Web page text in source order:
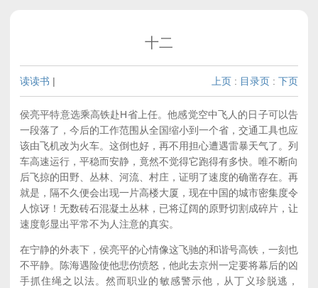
十二
读读书 | 上页 : 目录页 : 下页
侯亮平特意选乘高铁赴H省上任。他感觉空中飞人的日子可以告
一段落了，今后的工作范围从全国缩小到一个省，交通工具也应
该由飞机改为火车。这倒也好，再不用担心遭遇雷暴天气了。列
车高速运行，平稳而安静，竟然不觉得它跑得有多快。唯不断向
后飞掠的田野、丛林、河流、村庄，证明了速度的确凿存在。再
就是，隔不久便会出现一片高楼大厦，现在中国的城市密集度令
人惊讶！无数砖石混凝土丛林，已将辽阔的原野切割成碎片，让
速度彰显出平常不为人注意的真实。
在宁静的外表下，侯亮平的心情像这飞驰的和谐号高铁，一刻也
不平静。陈海遇险使他悲伤愤怒，他此去京州一定要将幕后的凶
手抓住绳之以法。然而职业的敏感警示他，从丁义珍脱逃，